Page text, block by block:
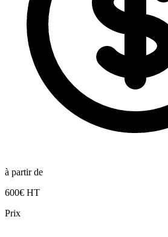
à partir de
600€ HT
Prix